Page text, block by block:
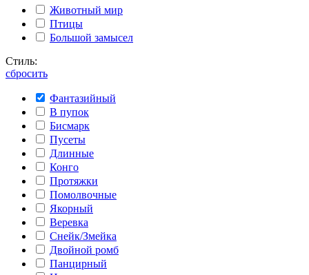
Животный мир
Птицы
Большой замысел
Стиль:
сбросить
Фантазийный
В пупок
Бисмарк
Пусеты
Длинные
Конго
Протяжки
Помолвочные
Якорный
Веревка
Снейк/Змейка
Двойной ромб
Панцирный